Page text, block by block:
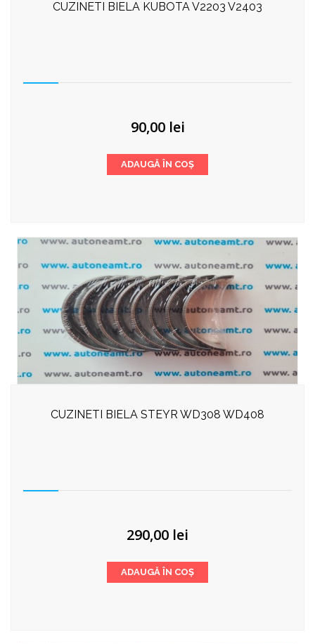
CUZINETI BIELA KUBOTA V2203 V2403
90,00 lei
ADAUGĂ ÎN COȘ
CUZINETI BIELA STEYR WD308 WD408
290,00 lei
ADAUGĂ ÎN COȘ